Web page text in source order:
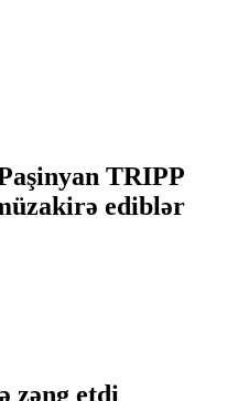
TRIPP
ediblər
zəng etdi